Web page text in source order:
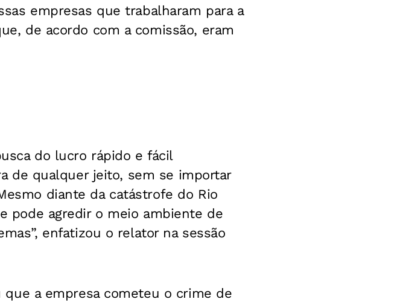
empresas que trabalharam para a
de acordo com a comissão, eram
do lucro rápido e fácil
de qualquer jeito, sem se importar
diante da catástrofe do Rio
pode agredir o meio ambiente de
enfatizou o relator na sessão
que a empresa cometeu o crime de